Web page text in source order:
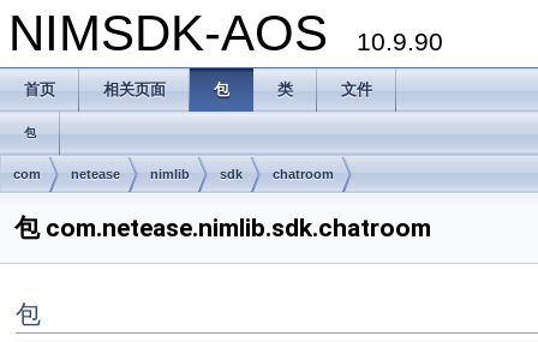
NIMSDK-AOS 10.9.90
首页 相关页面 包 类 文件
包
com netease nimlib sdk chatroom
包 com.netease.nimlib.sdk.chatroom
包